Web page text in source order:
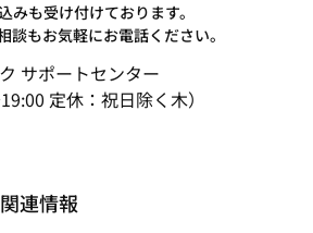
みも受け付けております。
もお気軽にお電話ください。
サポートセンター
定休：祝日除く木）
関連情報